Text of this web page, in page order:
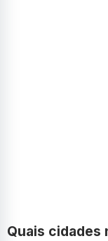
Quais cidades